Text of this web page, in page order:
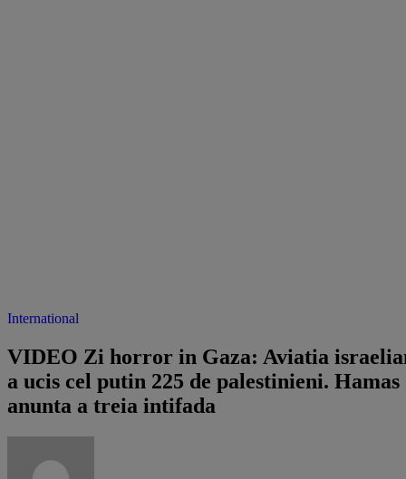
International
VIDEO Zi horror in Gaza: Aviatia
a ucis cel putin 225 de palestinieni. Hamas
anunta a treia intifada